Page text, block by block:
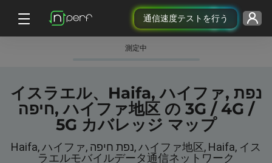
通信速度テストを行う
測定中
イスラエル、Haifa, ハイファ, נפת
חיפה, ハイファ地区 の 3G / 4G /
5G カバレッジ マップ
Haifa, ハイファ, נפת חיפה, ハイファ地区, Haifa, イス
ラエルモバイルデータ通信ネットワーク